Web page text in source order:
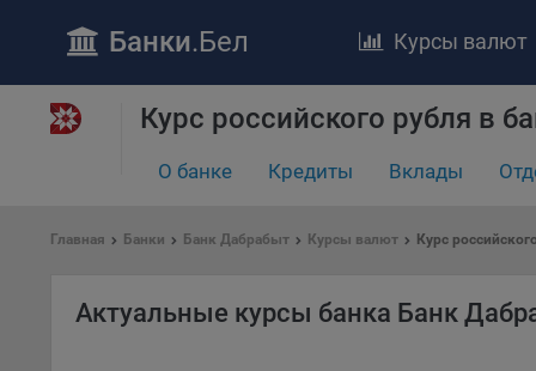
Банки.Бел Курсы валют
Курс российского рубля в
О банке Кредиты Вклады
Главная Банки Банк Дабрабыт Курсы валют Курс
Актуальные курсы банка Банк